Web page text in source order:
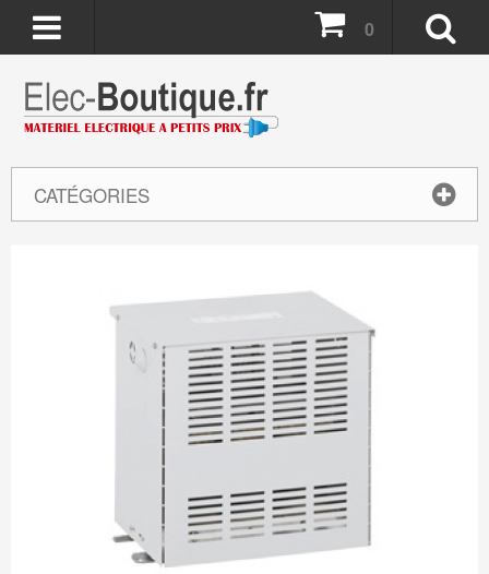
CATÉGORIES
0